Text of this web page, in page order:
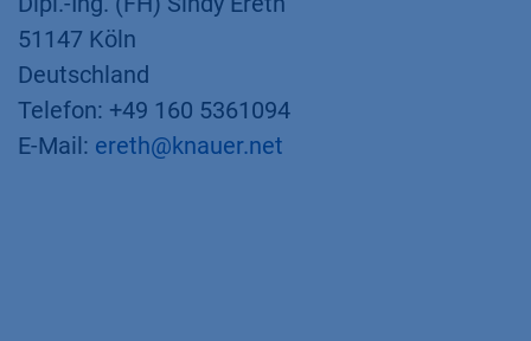
51147 Köln
Deutschland
Telefon: +49 160 5361094
E-Mail: ereth@knauer.net